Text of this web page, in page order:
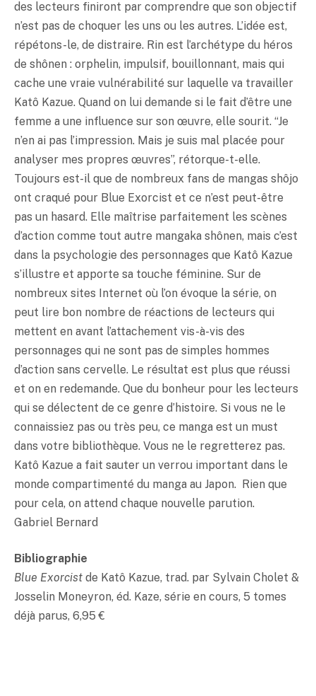
des lecteurs finiront par comprendre que son objectif
n’est pas de choquer les uns ou les autres. L’idée est,
répétons-le, de distraire. Rin est l’archétype du héros
de shônen : orphelin, impulsif, bouillonnant, mais qui
cache une vraie vulnérabilité sur laquelle va travailler
Katô Kazue. Quand on lui demande si le fait d’être une
femme a une influence sur son œuvre, elle sourit. “Je
n’en ai pas l’impression. Mais je suis mal placée pour
analyser mes propres œuvres”, rétorque-t-elle.
Toujours est-il que de nombreux fans de mangas shôjo
ont craqué pour Blue Exorcist et ce n’est peut-être
pas un hasard. Elle maîtrise parfaitement les scènes
d’action comme tout autre mangaka shônen, mais c’est
dans la psychologie des personnages que Katô Kazue
s’illustre et apporte sa touche féminine. Sur de
nombreux sites Internet où l’on évoque la série, on
peut lire bon nombre de réactions de lecteurs qui
mettent en avant l’attachement vis-à-vis des
personnages qui ne sont pas de simples hommes
d’action sans cervelle. Le résultat est plus que réussi
et on en redemande. Que du bonheur pour les lecteurs
qui se délectent de ce genre d’histoire. Si vous ne le
connaissiez pas ou très peu, ce manga est un must
dans votre bibliothèque. Vous ne le regretterez pas.
Katô Kazue a fait sauter un verrou important dans le
monde compartimenté du manga au Japon. Rien que
pour cela, on attend chaque nouvelle parution.
Gabriel Bernard
Bibliographie
Blue Exorcist de Katô Kazue, trad. par Sylvain Cholet &
Josselin Moneyron, éd. Kaze, série en cours, 5 tomes
déjà parus, 6,95 €